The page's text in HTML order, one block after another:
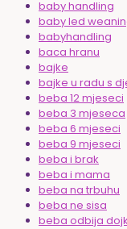
baby handling
baby led
babyhandling
baca hranu
bajke
bajke u radu s
beba 12 mjeseci
beba 3 mjeseca
beba 6 mjeseci
beba 9 mjeseci
beba i brak
beba i mama
beba na trbuhu
beba ne sisa
beba odbija